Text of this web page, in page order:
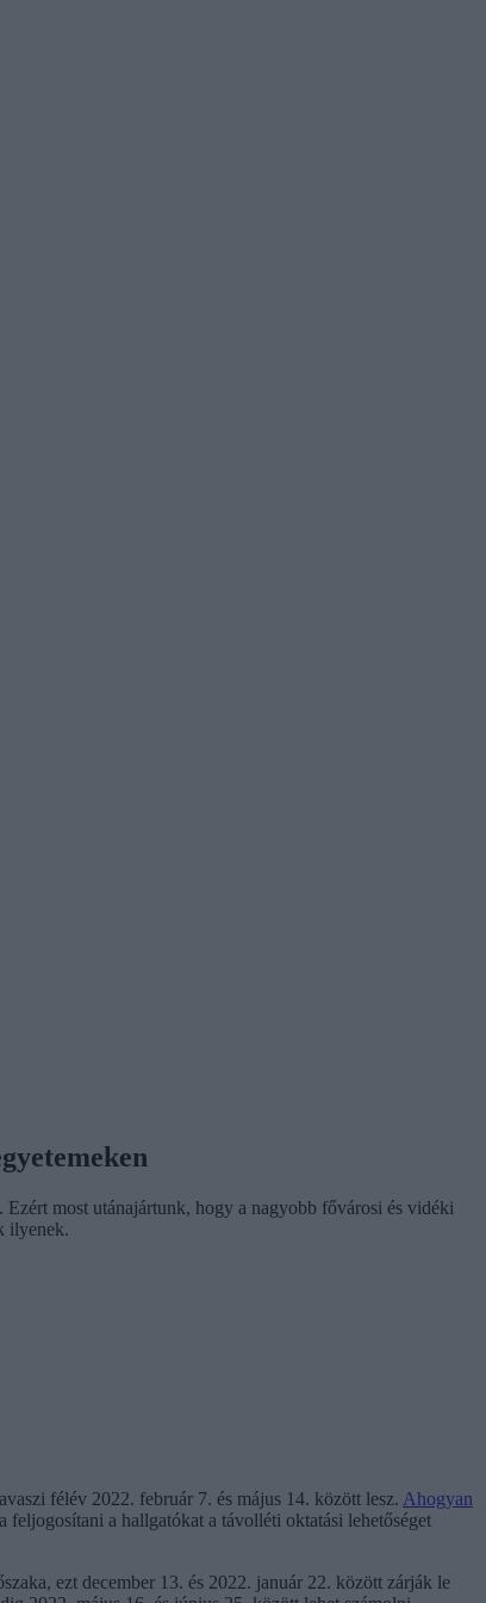
most utánajártunk, hogy a nagyobb fővárosi és vidéki
ilyenek.
félév 2022. február 7. és május 14. között lesz. Ahogyan
a hallgatókat a távolléti oktatási lehetőséget
ezt december 13. és 2022. január 22. között zárják le